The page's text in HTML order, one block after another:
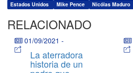
Estados Unidos Mike Pence Nicólas Maduro
RELACIONADO
01/09/2021 -
La aterradora
historia de un